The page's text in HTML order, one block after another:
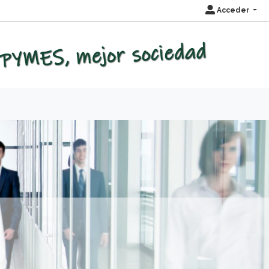
Acceder